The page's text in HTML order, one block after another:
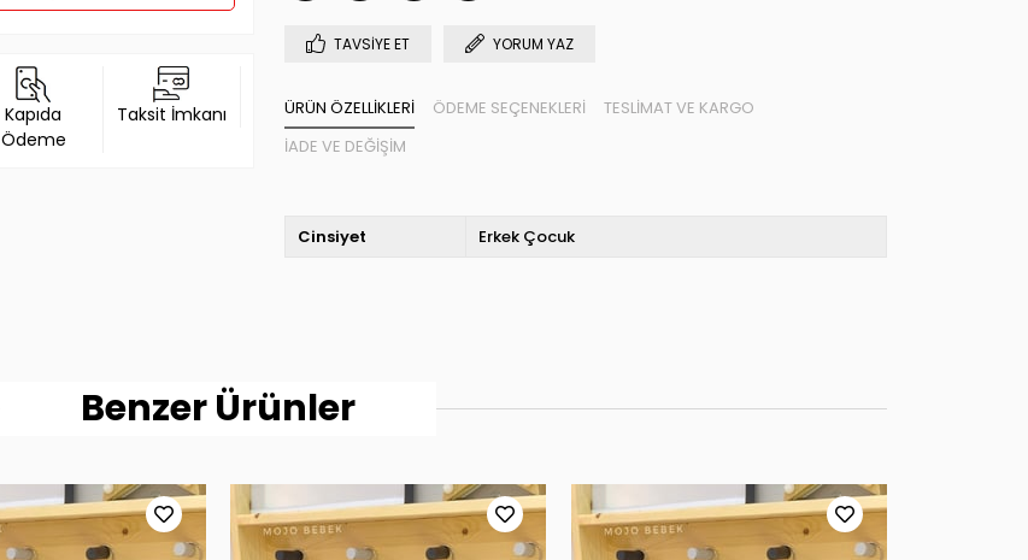
Kapıda
Ödeme
Taksit İmkanı
TAVSIYE ET YORUM YAZ
ÜRÜN ÖZELLIKLERI ÖDEME SEÇENEKLERI
TESLIMAT VE KARGO
İADE VE DEĞIŞIM
Cinsiyet Erkek Çocuk
Benzer Ürünler